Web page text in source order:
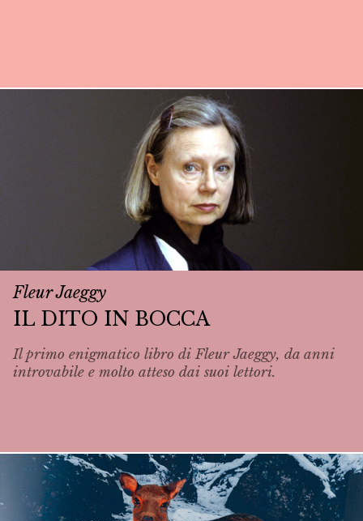
Fleur Jaeggy
IL DITO IN BOCCA
Il primo enigmatico libro di Fleur Jaeggy, da anni
introvabile e molto atteso dai suoi lettori.